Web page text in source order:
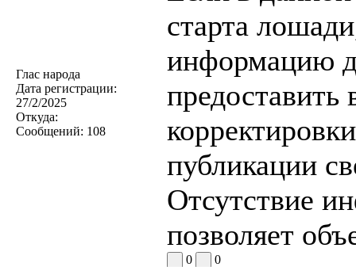
Глас народа
Дата регистрации:
27/2/2025
Откуда:
Сообщений: 108
старта
информацию
предоставить
публикации
Отсутствие
позволяет
0 0